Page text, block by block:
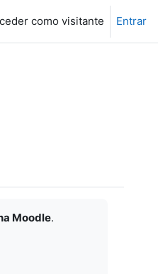
como visitante Entrar
Moodle.